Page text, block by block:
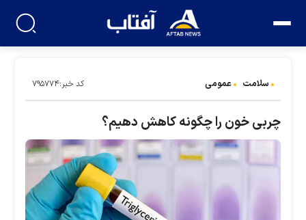
سلامت عمومی کد خبر:۷۹۵۷۷۴
چربی خون را چگونه کاهش دهیم؟